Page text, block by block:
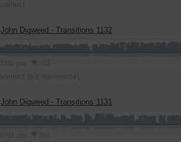
John Digweed - Transitions 1132
John Digweed - Transitions 1131